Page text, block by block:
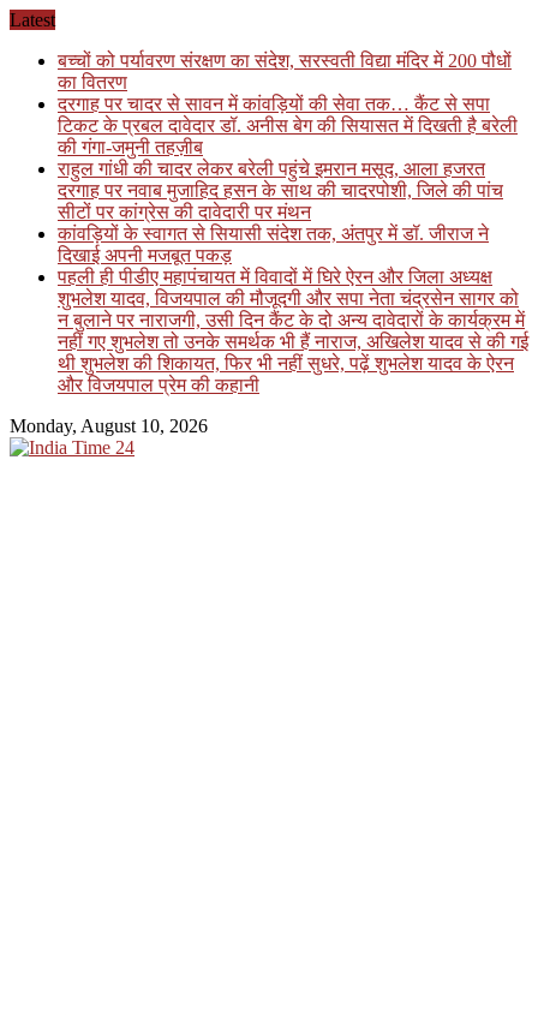
Skip
content
Latest
बच्चों को पर्यावरण संरक्षण का संदेश, सरस्वती विद्या मंदिर में 200 पौधों
का वितरण
दरगाह पर चादर से सावन में कांवड़ियों की सेवा तक… कैंट से सपा
टिकट के प्रबल दावेदार डॉ. अनीस बेग की सियासत में दिखती है बरेली
की गंगा-जमुनी तहज़ीब
राहुल गांधी की चादर लेकर बरेली पहुंचे इमरान मसूद, आला हजरत
दरगाह पर नवाब मुजाहिद हसन के साथ की चादरपोशी, जिले की पांच
सीटों पर कांग्रेस की दावेदारी पर मंथन
कांवड़ियों के स्वागत से सियासी संदेश तक, अंतपुर में डॉ. जीराज ने
दिखाई अपनी मजबूत पकड़
पहली ही पीडीए महापंचायत में विवादों में घिरे ऐरन और जिला अध्यक्ष
शुभलेश यादव, विजयपाल की मौजूदगी और सपा नेता चंद्रसेन सागर को
न बुलाने पर नाराजगी, उसी दिन कैंट के दो अन्य दावेदारों के कार्यक्रम में
नहीं गए शुभलेश तो उनके समर्थक भी हैं नाराज, अखिलेश यादव से की गई
थी शुभलेश की शिकायत, फिर भी नहीं सुधरे, पढ़ें शुभलेश यादव के ऐरन
और विजयपाल प्रेम की कहानी
Monday, August 10, 2026